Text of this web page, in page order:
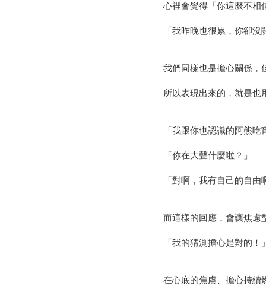
心裡會覺得「你這麼不相
「我昨晚也很累，你卻
我們同樣也是擔心關係，
所以表現出來的，就是也
「我跟你也認識的阿熊
「你在大聲什麼啦？」
「對啊，我有自己的自由
而這樣的回應，會讓焦慮
「我的猜測擔心是對的
在心底的焦慮、擔心持續